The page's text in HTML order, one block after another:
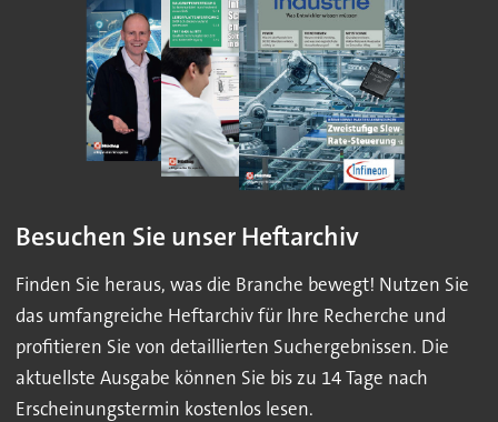
Besuchen Sie unser Heftarchiv
Finden Sie heraus, was die Branche bewegt! Nutzen Sie
das umfangreiche Heftarchiv für Ihre Recherche und
profitieren Sie von detaillierten Suchergebnissen. Die
aktuellste Ausgabe können Sie bis zu 14 Tage nach
Erscheinungstermin kostenlos lesen.